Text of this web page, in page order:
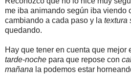
me iba animando según iba viendo
cambiando a cada paso y la textura
quedando.
Hay que tener en cuenta que mejor
tarde-noche para que repose con
mañana la podemos estar